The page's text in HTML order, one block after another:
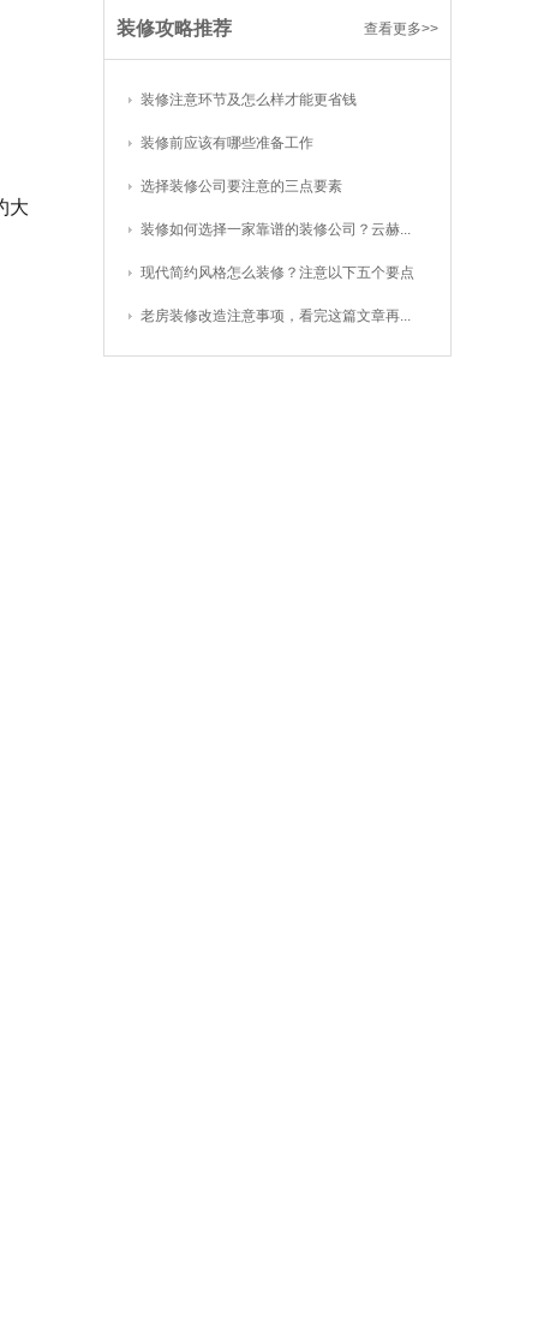
大
查看更多>>
装修攻略推荐
装修注意环节及怎么样才能更省钱
装修前应该有哪些准备工作
选择装修公司要注意的三点要素
装修如何选择一家靠谱的装修公司？云赫...
现代简约风格怎么装修？注意以下五个要点
老房装修改造注意事项，看完这篇文章再...